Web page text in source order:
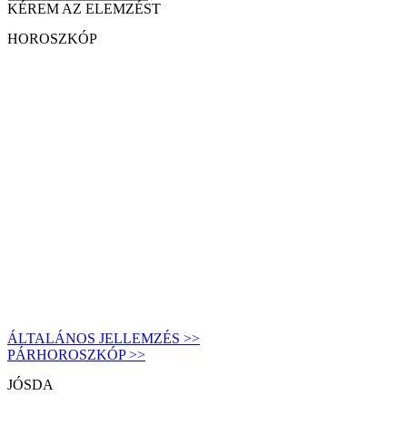
KÉREM AZ ELEMZÉST
HOROSZKÓP
ÁLTALÁNOS JELLEMZÉS >>
PÁRHOROSZKÓP >>
JÓSDA